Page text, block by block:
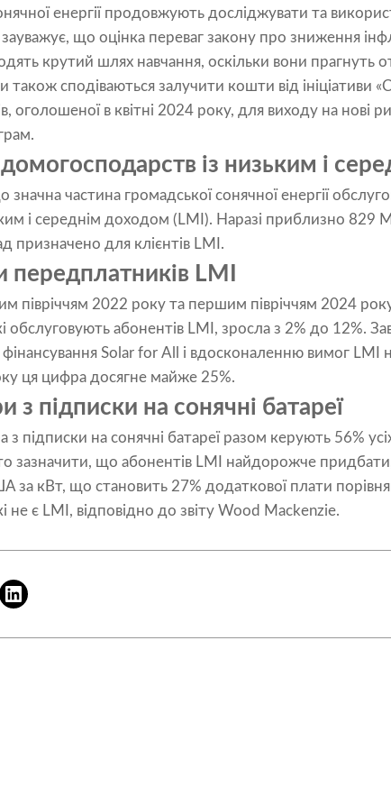
енергії продовжують досліджувати та
що оцінка переваг закону про зниження
крутий шлях навчання, оскільки вони прагнуть
також сподіваються залучити кошти від ініціативи
оголошеної в квітні 2024 року, для виходу на нові
із низьким і
частина громадської сонячної енергії
і середнім доходом (LMI). Наразі приблизно 829
призначено для клієнтів LMI.
передплатників LMI
півріччям 2022 року та першим півріччям 2024
обслуговують абонентів LMI, зросла з 2% до 12%.
Solar for All і вдосконаленню вимог LMI
ця цифра досягне майже 25%.
підписки на сонячні батареї
підписки на сонячні батареї разом керують 56%
зазначити, що абонентів LMI найдорожче придбати,
за кВт, що становить 27% додаткової плати
не є LMI, відповідно до звіту Wood Mackenzie.